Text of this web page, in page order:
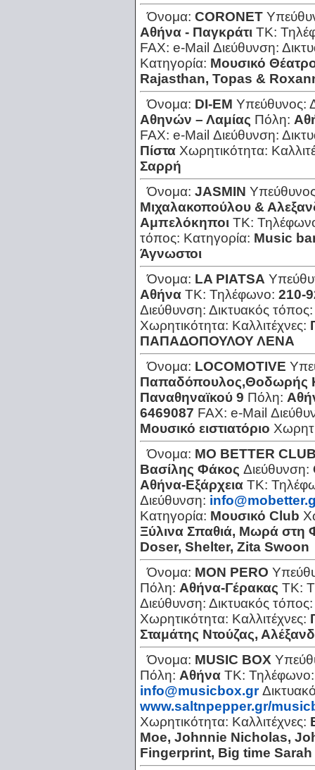
Όνομα: CORONET
Αθήνα - Παγκράτι ΤΚ:
FAX: e-Mail Διεύθυνση:
Κατηγορία: Μουσικό
Rajasthan, Topas &
Όνομα: DI-EM Υπεύθυνος:
Αθηνών – Λαμίας Πόλη:
FAX: e-Mail Διεύθυνση:
Πίστα Χωρητικότητα:
Σαρρή
Όνομα: JASMIN
Μιχαλακοπούλου &
Αμπελόκηποι ΤΚ:
τόπος: Κατηγορία: Music
Άγνωστοι
Όνομα: LA PIATSA
Αθήνα ΤΚ: Τηλέφωνο: 210-
Διεύθυνση: Δικτυακός
Χωρητικότητα: Καλλιτέχνες:
ΠΑΠΑΔΟΠΟΥΛΟΥ ΛΕΝΑ
Όνομα: LOCOMOTIVE
Παπαδόπουλος,Θοδωρής
Παναθηναϊκού 9 Πόλη:
6469087 FAX: e-Mail
Μουσικό ειστιατόριο
Όνομα: MO BETTER
Βασίλης Φάκος Διεύθυνση:
Αθήνα-Εξάρχεια ΤΚ:
Διεύθυνση:
Κατηγορία: Μουσικό Club
Ξύλινα Σπαθιά, Μωρά στη
Doser, Shelter, Zita Swoon
Όνομα: MON PERO
Πόλη: Αθήνα-Γέρακας ΤΚ:
Διεύθυνση: Δικτυακός
Χωρητικότητα: Καλλιτέχνες:
Σταμάτης Ντούζας,
Όνομα: MUSIC BOX
Πόλη: Αθήνα ΤΚ:
info@musicbox.gr
www.saltnpepper.gr/
Χωρητικότητα: Καλλιτέχνες:
Moe, Johnnie Nicholas,
Fingerprint, Big time Sarah